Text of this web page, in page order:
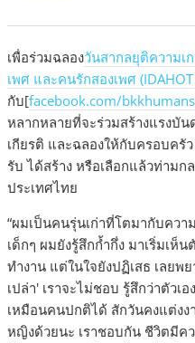
เพื่อร่วมฉลองวันสากลยุติความเ
เพศ และคนรักสองเพศ
กับ[facebook.com/bkkhumans
หลากหลายที่จะร่วมสร้างแรงบั
เกียรติ และฉลองให้กับครอบค
รับ ได้สร้าง หรือเลือกแล้วท่ามก
ประเทศไทย
“ผมเป็นคนรุ่นเก่าที่โตมากับควา
เด็กๆ ผมยังรู้สึกก้ำกึ่ง มาเริ่มเห็
ทำงาน แต่ในใจยังปฏิเสธ เลยพ
เปล่า' เราจะไม่ชอบ รู้สึกว่าตัวเ
เหมือนคนปกติได้ สักวันคงแต่ง
หญิงด้วยนะ เราชอบกัน ชีวิตมี